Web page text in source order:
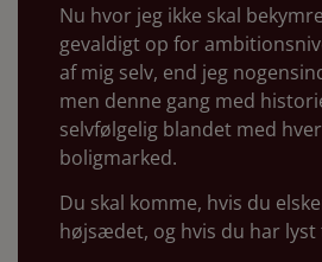
Nu hvor jeg ikke skal
gevaldigt op for
af mig selv, end jeg
men denne gang med
selvfølgelig blandet med
boligmarked.
Du skal komme, hvis du
højsædet, og hvis du har